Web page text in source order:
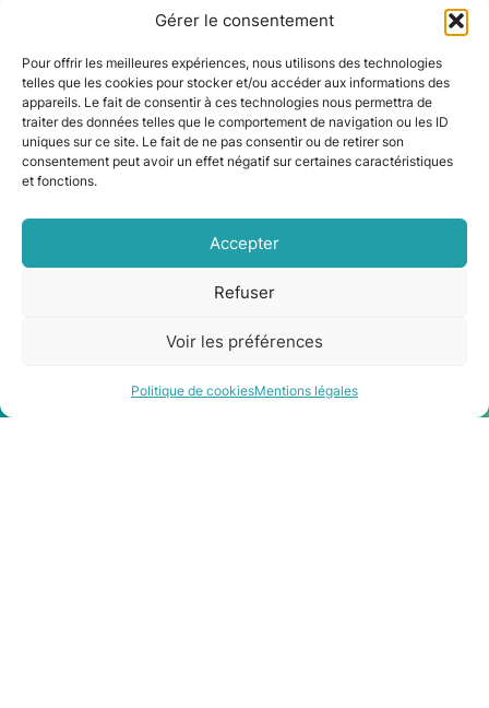
Gérer le consentement
Pour offrir les meilleures expériences, nous utilisons des technologies
telles que les cookies pour stocker et/ou accéder aux informations des
appareils. Le fait de consentir à ces technologies nous permettra de
traiter des données telles que le comportement de navigation ou les ID
uniques sur ce site. Le fait de ne pas consentir ou de retirer son
consentement peut avoir un effet négatif sur certaines caractéristiques
et fonctions.
Accepter
Refuser
Voir les préférences
Politique de cookiesMentions légales
Être rappelé Contact
Poêle à granulés à Fontenilles, près de Toulouse
Poêle à granulés près de Toulouse, à Gagnac-
sur-Garonne
Poêle à granulés près de Toulouse à Sainte-Foy-
Installation d’un poêle à granulés à côté de